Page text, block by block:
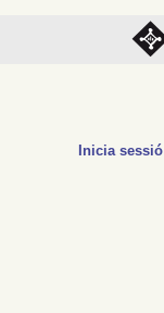
Inicia sessió